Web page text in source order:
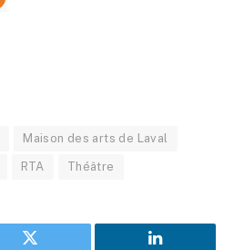
Maison des arts de Laval
RTA Théâtre